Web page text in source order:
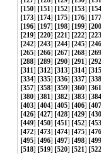
[150] [151] [152] [153] [154
[173] [174] [175] [176] [177
[196] [197] [198] [199] [200
[219] [220] [221] [222] [223
[242] [243] [244] [245] [246
[265] [266] [267] [268] [269
[288] [289] [290] [291] [292
[311] [312] [313] [314] [315
[334] [335] [336] [337] [338
[357] [358] [359] [360] [361
[380] [381] [382] [383] [384
[403] [404] [405] [406] [407
[426] [427] [428] [429] [430
[449] [450] [451] [452] [453
[472] [473] [474] [475] [476
[495] [496] [497] [498] [499
[518] [519] [520] [521] [522